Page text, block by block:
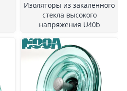
Изоляторы из закаленного
стекла высокого
напряжения U40b